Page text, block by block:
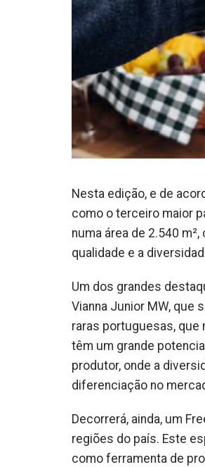
Nesta edição, e de
como o terceiro maior
numa área de 2.540
qualidade e a
Um dos grandes
Vianna Junior MW, que
raras portuguesas, que
têm um grande
produtor, onde a
diferenciação no
Decorrerá, ainda, um
regiões do país. Este
como ferramenta de